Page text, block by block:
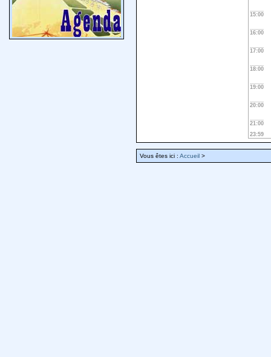
15:00
16:00
17:00
18:00
19:00
20:00
21:00
23:59
Vous êtes ici : Accueil >